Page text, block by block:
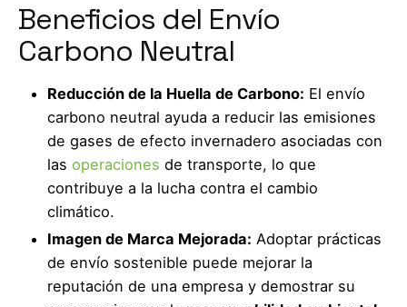
Beneficios del Envío
Carbono Neutral
Reducción de la Huella de Carbono: El envío
carbono neutral ayuda a reducir las emisiones
de gases de efecto invernadero asociadas con
las operaciones de transporte, lo que
contribuye a la lucha contra el cambio
climático.
Imagen de Marca Mejorada: Adoptar prácticas
de envío sostenible puede mejorar la
reputación de una empresa y demostrar su